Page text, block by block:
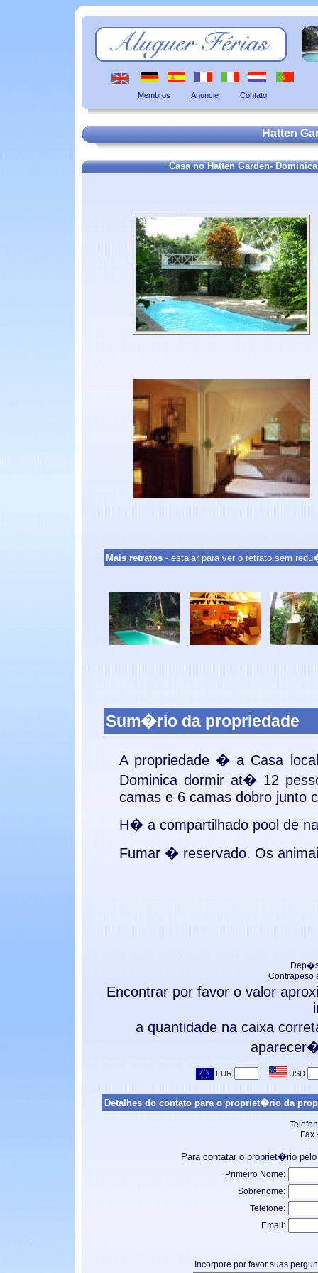
Membros Anuncie Contato
Hatten
Casa no Hatten Garden-
Mais retratos - estalar para ver o retrato sem
Sum�rio da propriedade
A propriedade � a Casa
Dominica dormir at� 12
camas e 6 camas dobro junto
H� a compartilhado pool de
Fumar � reservado. Os
Contrapeso
Encontrar por favor o valor
a quantidade na caixa
Detalhes do contato para o propriet�rio da
Fax
Para contatar o propriet�rio
Primeiro Nome:
Sobrenome:
Telefone:
Email:
Incorpore por favor suas